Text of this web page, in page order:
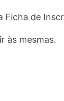
Ficha de
às mesmas.